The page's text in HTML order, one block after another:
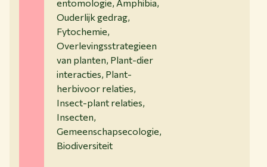
entomologie, Amphibia,
Ouderlijk gedrag,
Fytochemie,
Overlevingsstrategieen
van planten, Plant-dier
interacties, Plant-
herbivoor relaties,
Insect-plant relaties,
Insecten,
Gemeenschapsecologie,
Biodiversiteit